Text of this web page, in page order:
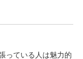
っている人は魅力的